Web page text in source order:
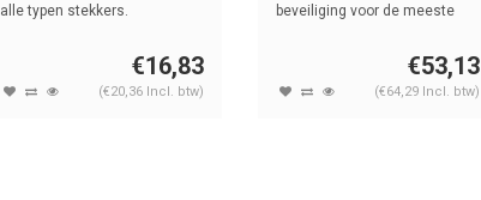
alle typen stekkers.
€16,83
(€20,36 Incl. btw)
beveiliging voor de meeste
€53,13
(€64,29 Incl. btw)